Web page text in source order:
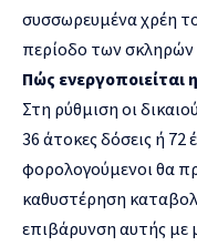
συσσωρευμένα χρέη
περίοδο των σκληρών
Πώς ενεργοποιείται
Στη ρύθμιση οι
36 άτοκες δόσεις ή 72
φορολογούμενοι θα
καθυστέρηση
επιβάρυνση αυτής με